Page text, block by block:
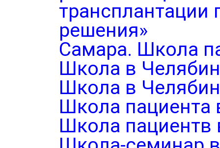
трансплантации
решения»
Самара. Школа
Школа в
Школа в
Школа пациента
Школа пациентв